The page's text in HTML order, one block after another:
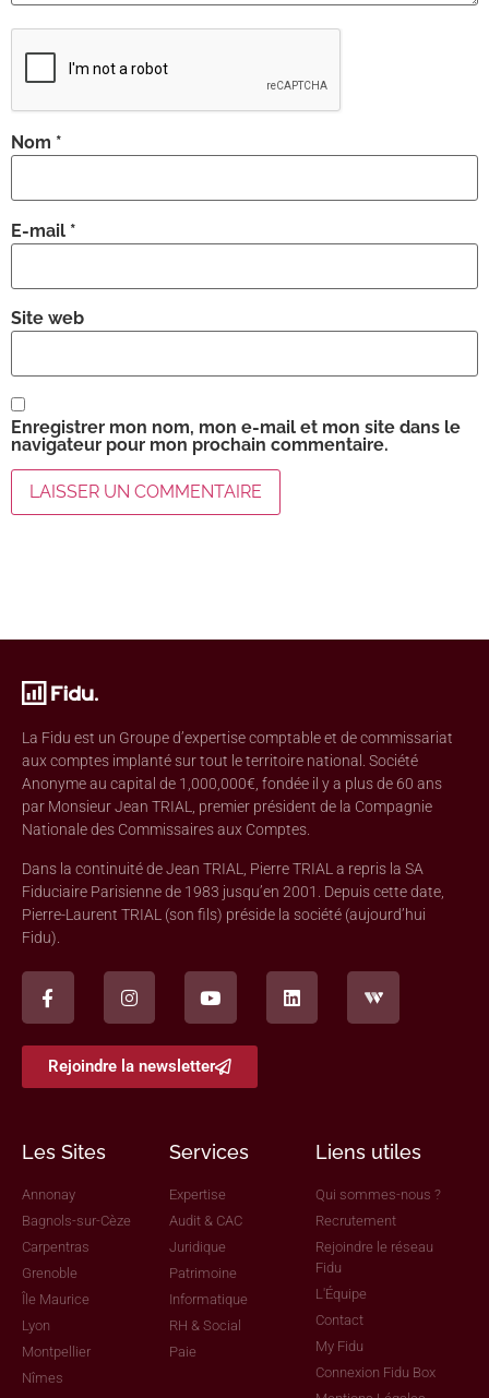
Nom *
E-mail *
Site web
Enregistrer mon nom, mon e-mail et mon site dans le
navigateur pour mon prochain commentaire.
La Fidu est un Groupe d’expertise comptable et de commissariat
aux comptes implanté sur tout le territoire national. Société
Anonyme au capital de 1,000,000€, fondée il y a plus de 60 ans
par Monsieur Jean TRIAL, premier président de la Compagnie
Nationale des Commissaires aux Comptes.
Dans la continuité de Jean TRIAL, Pierre TRIAL a repris la SA
Fiduciaire Parisienne de 1983 jusqu’en 2001. Depuis cette date,
Pierre-Laurent TRIAL (son fils) préside la société (aujourd’hui
Fidu).
Rejoindre la newsletter
Les Sites
Annonay
Bagnols-sur-Cèze
Carpentras
Grenoble
Île Maurice
Lyon
Montpellier
Nîmes
Services
Expertise
Audit & CAC
Juridique
Patrimoine
Informatique
RH & Social
Paie
Liens utiles
Qui sommes-nous ?
Recrutement
Rejoindre le réseau
Fidu
L'Équipe
Contact
My Fidu
Connexion Fidu Box